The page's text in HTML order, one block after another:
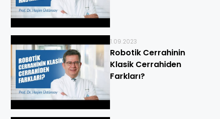
1.09.2023
Robotik Cerrahinin
Klasik Cerrahiden
Farkları?